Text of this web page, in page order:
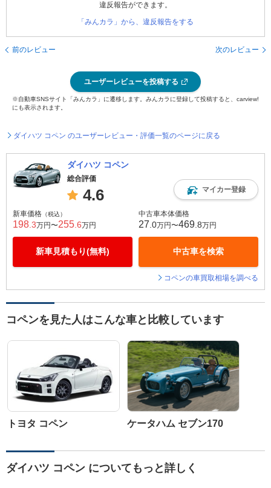
違反報告ができます。
「みんカラ」から、違反報告をする
前のレビュー 次のレビュー
ユーザーレビューを投稿する
※自動車SNSサイト「みんカラ」に遷移します。みんカラに登録して投稿すると、carview!
にも表示されます。
ダイハツ コペン のユーザーレビュー・評価一覧のページに戻る
ダイハツ コペン
総合評価
4.6 マイカー登録
新車価格 （税込）
198 .3万円〜255 .6万円
新車見積もり(無料)
中古車本体価格
27 .0万円〜469 .8万円
中古車を検索
コペンの車買取相場を調べる
コペンを見た人はこんな車と比較しています
トヨタ コペン ケータハム セブン170
ダイハツ コペン についてもっと詳しく